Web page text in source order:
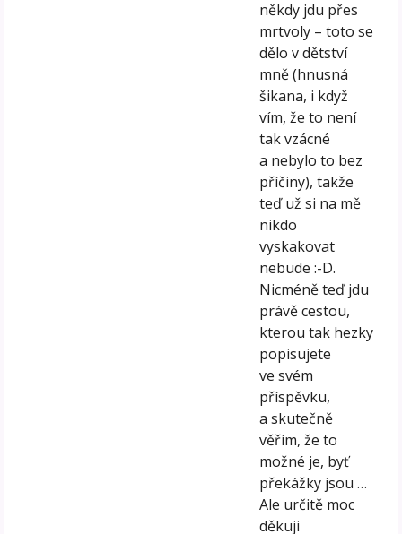
někdy jdu přes
mrtvoly – toto se
dělo v dětství
mně (hnusná
šikana, i když
vím, že to není
tak vzácné
a nebylo to bez
příčiny), takže
teď už si na mě
nikdo
vyskakovat
nebude :-D.
Nicméně teď jdu
právě cestou,
kterou tak hezky
popisujete
ve svém
příspěvku,
a skutečně
věřím, že to
možné je, byť
překážky jsou …
Ale určitě moc
děkuji